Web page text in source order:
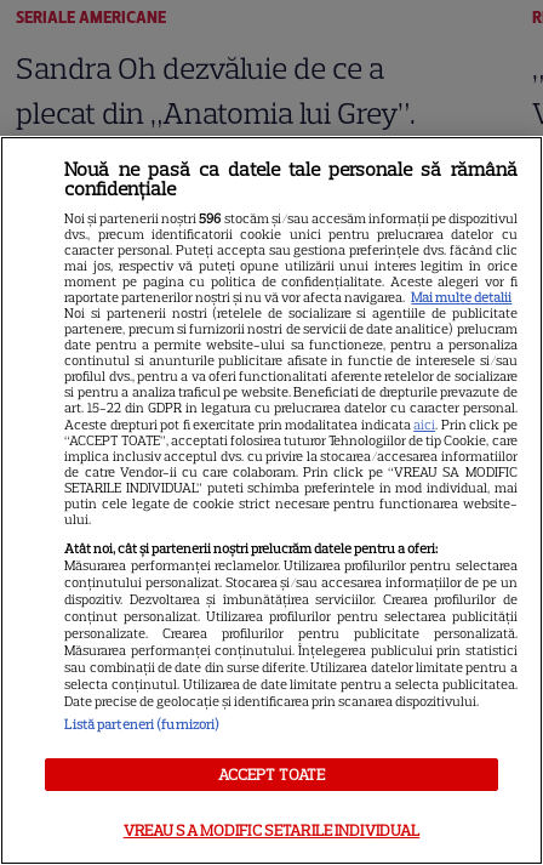
SERIALE AMERICANE
Sandra Oh dezvăluie de ce a
plecat din „Anatomia lui Grey”.
Discuția cu Shonda Rhimes
care a schimbat totul pentru
Cristina Yang
ARTICOLE PARTENERI
Horoscop Urania | Previziuni
astrologice pentru perioada 1 –
7 august 2026. Venus va intra
în zodia Balanței
Ulei de perilla – ce este și ce
beneficii are
Nouă ne pasă ca datele tale personale să rămână
confidențiale
Noi și partenerii noștri596 stocăm și/sau accesăm informații pe dispozitivul
dvs., precum identificatorii cookie unici pentru prelucrarea datelor cu
caracter personal. Puteți accepta sau gestiona preferințele dvs. făcând clic
mai jos, respectiv vă puteți opune utilizării unui interes legitim în orice
moment pe pagina cu politica de confidențialitate. Aceste alegeri vor fi
raportate partenerilor noștri și nu vă vor afecta navigarea. Mai multe detalii
Noi si partenerii nostri (retelele de socializare si agentiile de publicitate
partenere, precum si furnizorii nostri de servicii de date analitice) prelucram
date pentru a permite website-ului sa functioneze, pentru a personaliza
continutul si anunturile publicitare afisate in functie de interesele si/sau
profilul dvs., pentru a va oferi functionalitati aferente retelelor de socializare
si pentru a analiza traficul pe website. Beneficiati de drepturile prevazute de
art. 15-22 din GDPR in legatura cu prelucrarea datelor cu caracter personal.
Aceste drepturi pot fi exercitate prin modalitatea indicataaici. Prin click pe
“ACCEPT TOATE”, acceptati folosirea tuturor Tehnologiilor de tip Cookie, care
implica inclusiv acceptul dvs. cu privire la stocarea/accesarea informatiilor
de catre Vendor-ii cu care colaboram. Prin click pe “VREAU SA MODIFIC
SETARILE INDIVIDUAL” puteti schimba preferintele in mod individual, mai
putin cele legate de cookie strict necesare pentru functionarea website-
ului.
Atât noi, cât și partenerii noștri prelucrăm datele pentru a oferi:
Măsurarea performanței reclamelor. Utilizarea profilurilor pentru selectarea
conținutului personalizat. Stocarea și/sau accesarea informațiilor de pe un
dispozitiv. Dezvoltarea și îmbunătățirea serviciilor. Crearea profilurilor de
conținut personalizat. Utilizarea profilurilor pentru selectarea publicității
personalizate. Crearea profilurilor pentru publicitate personalizată.
Măsurarea performanței conținutului. Înțelegerea publicului prin statistici
sau combinații de date din surse diferite. Utilizarea datelor limitate pentru a
selecta conținutul. Utilizarea de date limitate pentru a selecta publicitatea.
Date precise de geolocație și identificarea prin scanarea dispozitivului.
Listă parteneri (furnizori)
ACCEPT TOATE
VREAU SA MODIFIC SETARILE INDIVIDUAL